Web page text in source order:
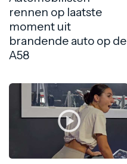
rennen op laatste
moment uit
brandende auto op de
A58